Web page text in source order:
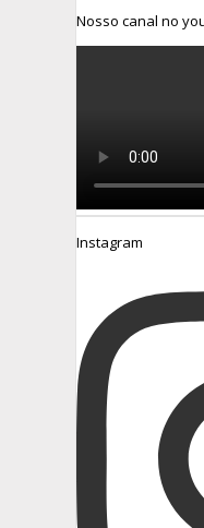
Nosso canal no
Instagram